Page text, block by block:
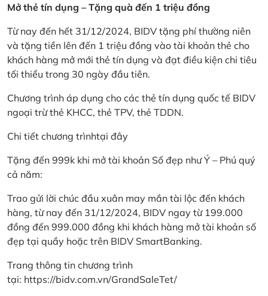
Mở thẻ tín dụng – Tặng quà đến 1 triệu đồng
Từ nay đến hết 31/12/2024, BIDV tặng phí thường niên
và tặng tiền lên đến 1 triệu đồng vào tài khoản thẻ cho
khách hàng mở mới thẻ tín dụng và đạt điều kiện chi tiêu
tối thiểu trong 30 ngày đầu tiên.
Chương trình áp dụng cho các thẻ tín dụng quốc tế BIDV
ngoại trừ thẻ KHCC, thẻ TPV, thẻ TDDN.
Chi tiết chương trìnhtại đây
Tặng đến 999k khi mở tài khoản Số đẹp như Ý – Phú quý
cả năm:
Trao gửi lời chúc đầu xuân may mắn tài lộc đến khách
hàng, từ nay đến 31/12/2024, BIDV ngay từ 199.000
đồng đến 999.000 đồng khi khách hàng mở tài khoản số
đẹp tại quầy hoặc trên BIDV SmartBanking.
Trang thông tin chương trình
tại: https://bidv.com.vn/GrandSaleTet/